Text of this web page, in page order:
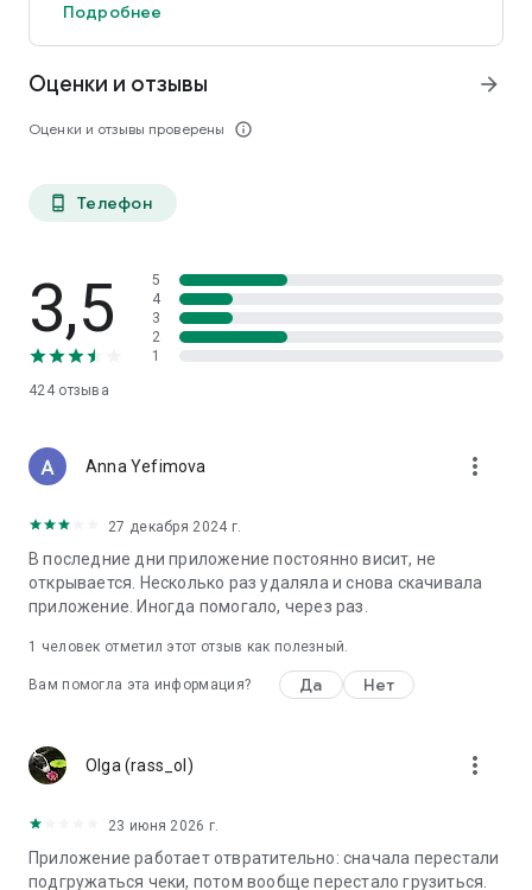
Подробнее
Оценки и отзывы
Оценки и отзывы проверены info_outline
arrow_forward
phone_android Телефон
3,5
424отзыва
5
4
3
2
1
Anna Yefimova more_vert
27 декабря 2024 г.
В последние дни приложение постоянно висит, не
открывается. Несколько раз удаляла и снова скачивала
приложение. Иногда помогало, через раз.
1 человек отметил этот отзыв как полезный.
Вам помогла эта информация? Да Нет
Olga (rass_ol) more_vert
23 июня 2026 г.
Приложение работает отвратительно: сначала перестали
подгружаться чеки, потом вообще перестало грузиться.